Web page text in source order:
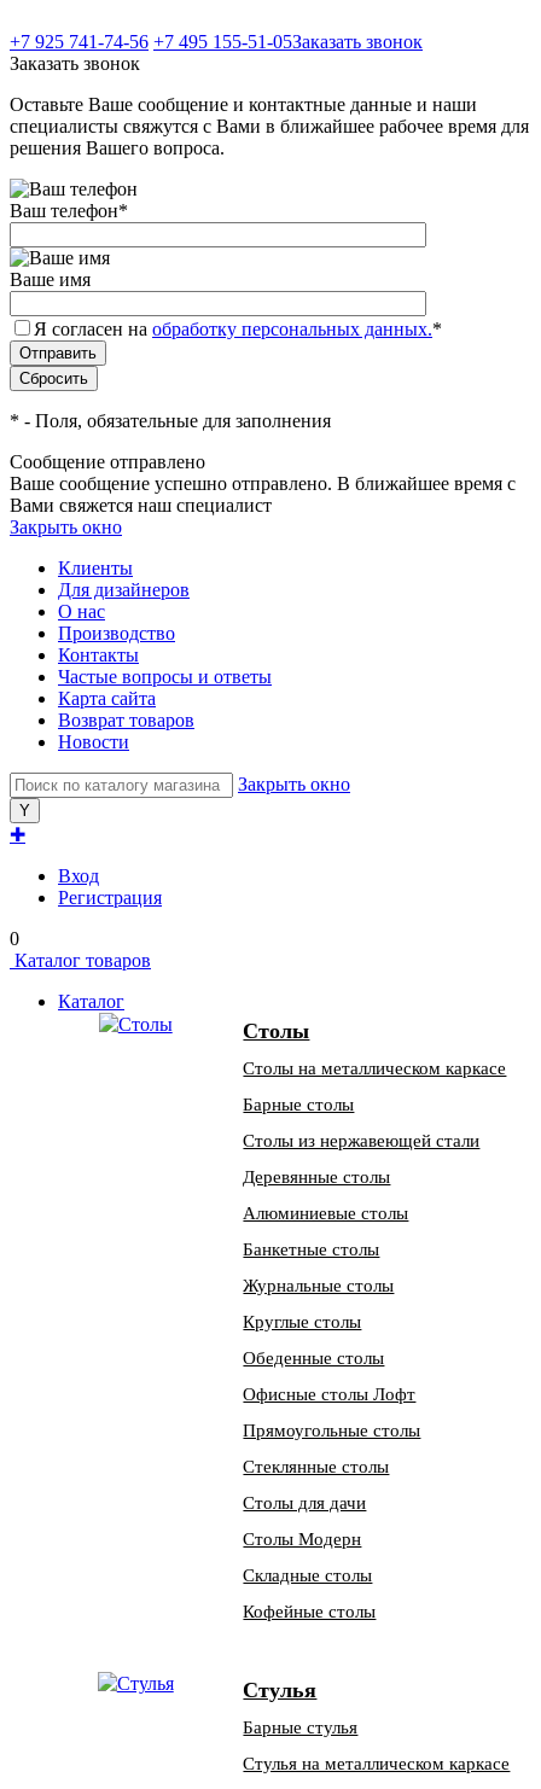
+7 925 741-74-56 +7 495 155-51-05Заказать звонок
Заказать звонок
Оставьте Ваше сообщение и контактные данные и наши
специалисты свяжутся с Вами в ближайшее рабочее время для
решения Вашего вопроса.
Ваш телефон*
Ваше имя
Я согласен на обработку персональных данных.*
* - Поля, обязательные для заполнения
Сообщение отправлено
Ваше сообщение успешно отправлено. В ближайшее время с
Вами свяжется наш специалист
Закрыть окно
Клиенты
Для дизайнеров
О нас
Производство
Контакты
Частые вопросы и ответы
Карта сайта
Возврат товаров
Новости
Закрыть окно
✚
Вход
Регистрация
0
Каталог товаров
Каталог
Столы
Столы на металлическом каркасе
Барные столы
Столы из нержавеющей стали
Деревянные столы
Алюминиевые столы
Банкетные столы
Журнальные столы
Круглые столы
Обеденные столы
Офисные столы Лофт
Прямоугольные столы
Стеклянные столы
Столы для дачи
Столы Модерн
Складные столы
Кофейные столы
Стулья
Барные стулья
Стулья на металлическом каркасе